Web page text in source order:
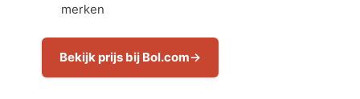
merken
Bekijk prijs bij Bol.com